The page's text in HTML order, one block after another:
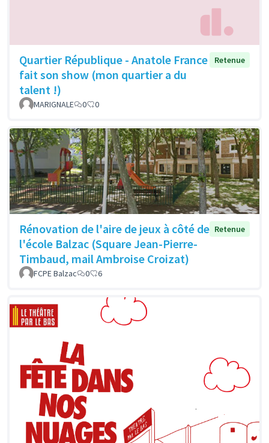
Quartier République - Anatole France
fait son show (mon quartier a du
talent !)
Retenue
MARIGNALE 0 0
Rénovation de l'aire de jeux à côté de
l'école Balzac (Square Jean-Pierre-
Timbaud, mail Ambroise Croizat)
Retenue
FCPE Balzac 0 6